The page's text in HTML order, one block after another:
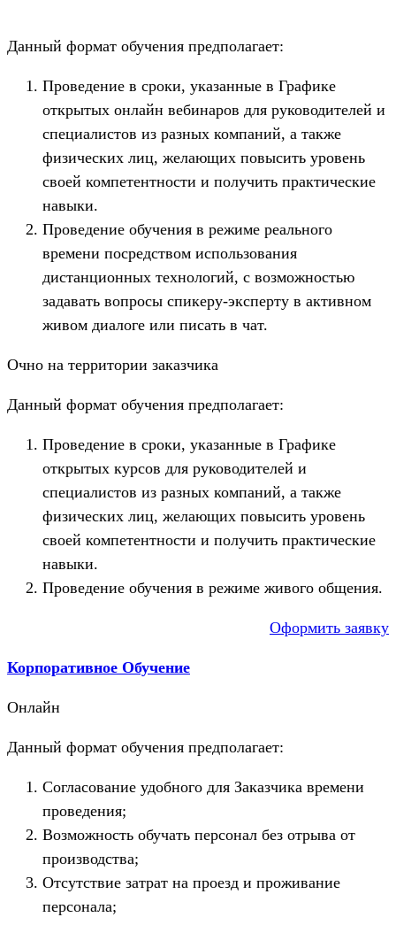
Данный формат обучения предполагает:
Проведение в сроки, указанные в Графике
открытых онлайн вебинаров для руководителей и
специалистов из разных компаний, а также
физических лиц, желающих повысить уровень
своей компетентности и получить практические
навыки.
Проведение обучения в режиме реального
времени посредством использования
дистанционных технологий, с возможностью
задавать вопросы спикеру-эксперту в активном
живом диалоге или писать в чат.
Очно на территории заказчика
Данный формат обучения предполагает:
Проведение в сроки, указанные в Графике
открытых курсов для руководителей и
специалистов из разных компаний, а также
физических лиц, желающих повысить уровень
своей компетентности и получить практические
навыки.
Проведение обучения в режиме живого общения.
Оформить заявку
Корпоративное Обучение
Онлайн
Данный формат обучения предполагает:
Согласование удобного для Заказчика времени
проведения;
Возможность обучать персонал без отрыва от
производства;
Отсутствие затрат на проезд и проживание
персонала;